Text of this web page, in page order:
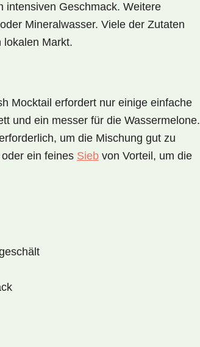
intensiven Geschmack. Weitere
oder Mineralwasser. Viele der Zutaten
lokalen Markt.
Mocktail erfordert nur einige einfache
und ein messer für die Wassermelone.
um die Mischung gut zu
oder ein feines Sieb von Vorteil, um die